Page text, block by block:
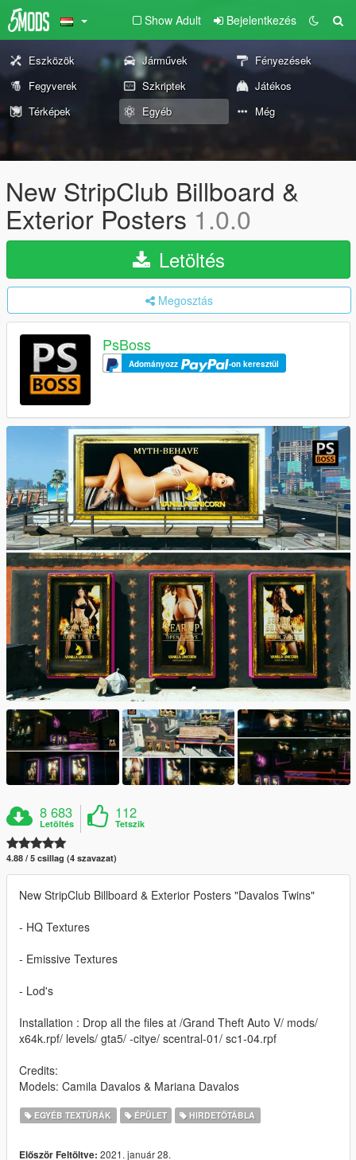
Show Adult Bejelentkezés
Eszközök Járművek
Fényezések
Fegyverek
Szkriptek
Játékos
Térképek
Egyéb Még
New StripClub Billboard &
Exterior Posters 1.0.0
Letöltés
Megosztás
PsBoss
Adományozz -on keresztül
8 683
Letöltés
112
Tetszik
4.88 / 5 csillag (4 szavazat)
New StripClub Billboard & Exterior Posters "Davalos Twins"
- HQ Textures
- Emissive Textures
- Lod's
Installation : Drop all the files at /Grand Theft Auto V/ mods/
x64k.rpf/ levels/ gta5/ -citye/ scentral-01/ sc1-04.rpf
Credits:
Models: Camila Davalos & Mariana Davalos
EGYÉB TEXTÚRÁK ÉPÜLET HIRDETŐTÁBLA
Először Feltöltve: 2021. január 28.